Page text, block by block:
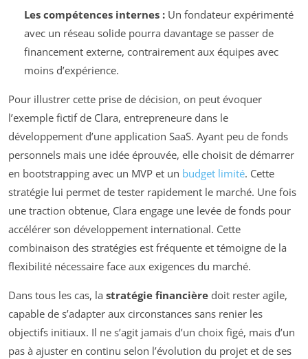
Les compétences internes :Un fondateur expérimenté
avec un réseau solide pourra davantage se passer de
financement externe, contrairement aux équipes avec
moins d’expérience.
Pour illustrer cette prise de décision, on peut évoquer
l’exemple fictif de Clara, entrepreneure dans le
développement d’une application SaaS. Ayant peu de fonds
personnels mais une idée éprouvée, elle choisit de démarrer
en bootstrapping avec un MVP et un budget limité. Cette
stratégie lui permet de tester rapidement le marché. Une fois
une traction obtenue, Clara engage une levée de fonds pour
accélérer son développement international. Cette
combinaison des stratégies est fréquente et témoigne de la
flexibilité nécessaire face aux exigences du marché.
Dans tous les cas, la stratégie financière doit rester agile,
capable de s’adapter aux circonstances sans renier les
objectifs initiaux. Il ne s’agit jamais d’un choix figé, mais d’un
pas à ajuster en continu selon l’évolution du projet et de ses